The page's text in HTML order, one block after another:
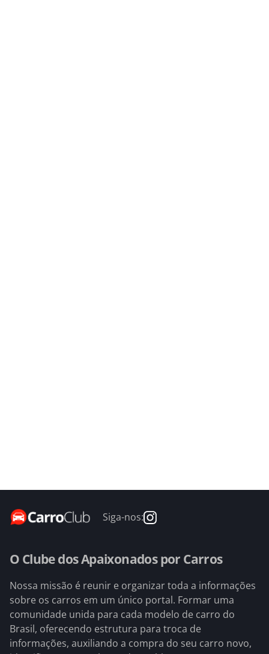
Siga-nos:
O Clube dos Apaixonados por Carros
Nossa missão é reunir e organizar toda a informações
sobre os carros em um único portal. Formar uma
comunidade unida para cada modelo de carro do
Brasil, oferecendo estrutura para troca de
informações, auxiliando a compra do seu carro novo,